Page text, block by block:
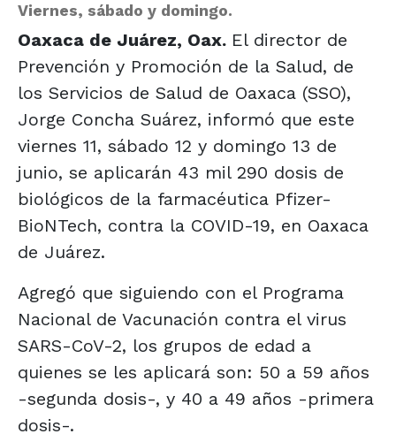
Viernes, sábado y domingo.
Oaxaca de Juárez, Oax. El director de
Prevención y Promoción de la Salud, de
los Servicios de Salud de Oaxaca (SSO),
Jorge Concha Suárez, informó que este
viernes 11, sábado 12 y domingo 13 de
junio, se aplicarán 43 mil 290 dosis de
biológicos de la farmacéutica Pfizer-
BioNTech, contra la COVID-19, en Oaxaca
de Juárez.
Agregó que siguiendo con el Programa
Nacional de Vacunación contra el virus
SARS-CoV-2, los grupos de edad a
quienes se les aplicará son: 50 a 59 años
-segunda dosis-, y 40 a 49 años -primera
dosis-.